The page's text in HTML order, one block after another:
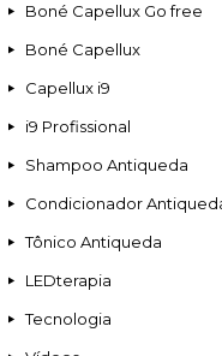
Boné Capellux Go free
Boné Capellux
Capellux i9
i9 Profissional
Shampoo Antiqueda
Condicionador
Tônico Antiqueda
LEDterapia
Tecnologia